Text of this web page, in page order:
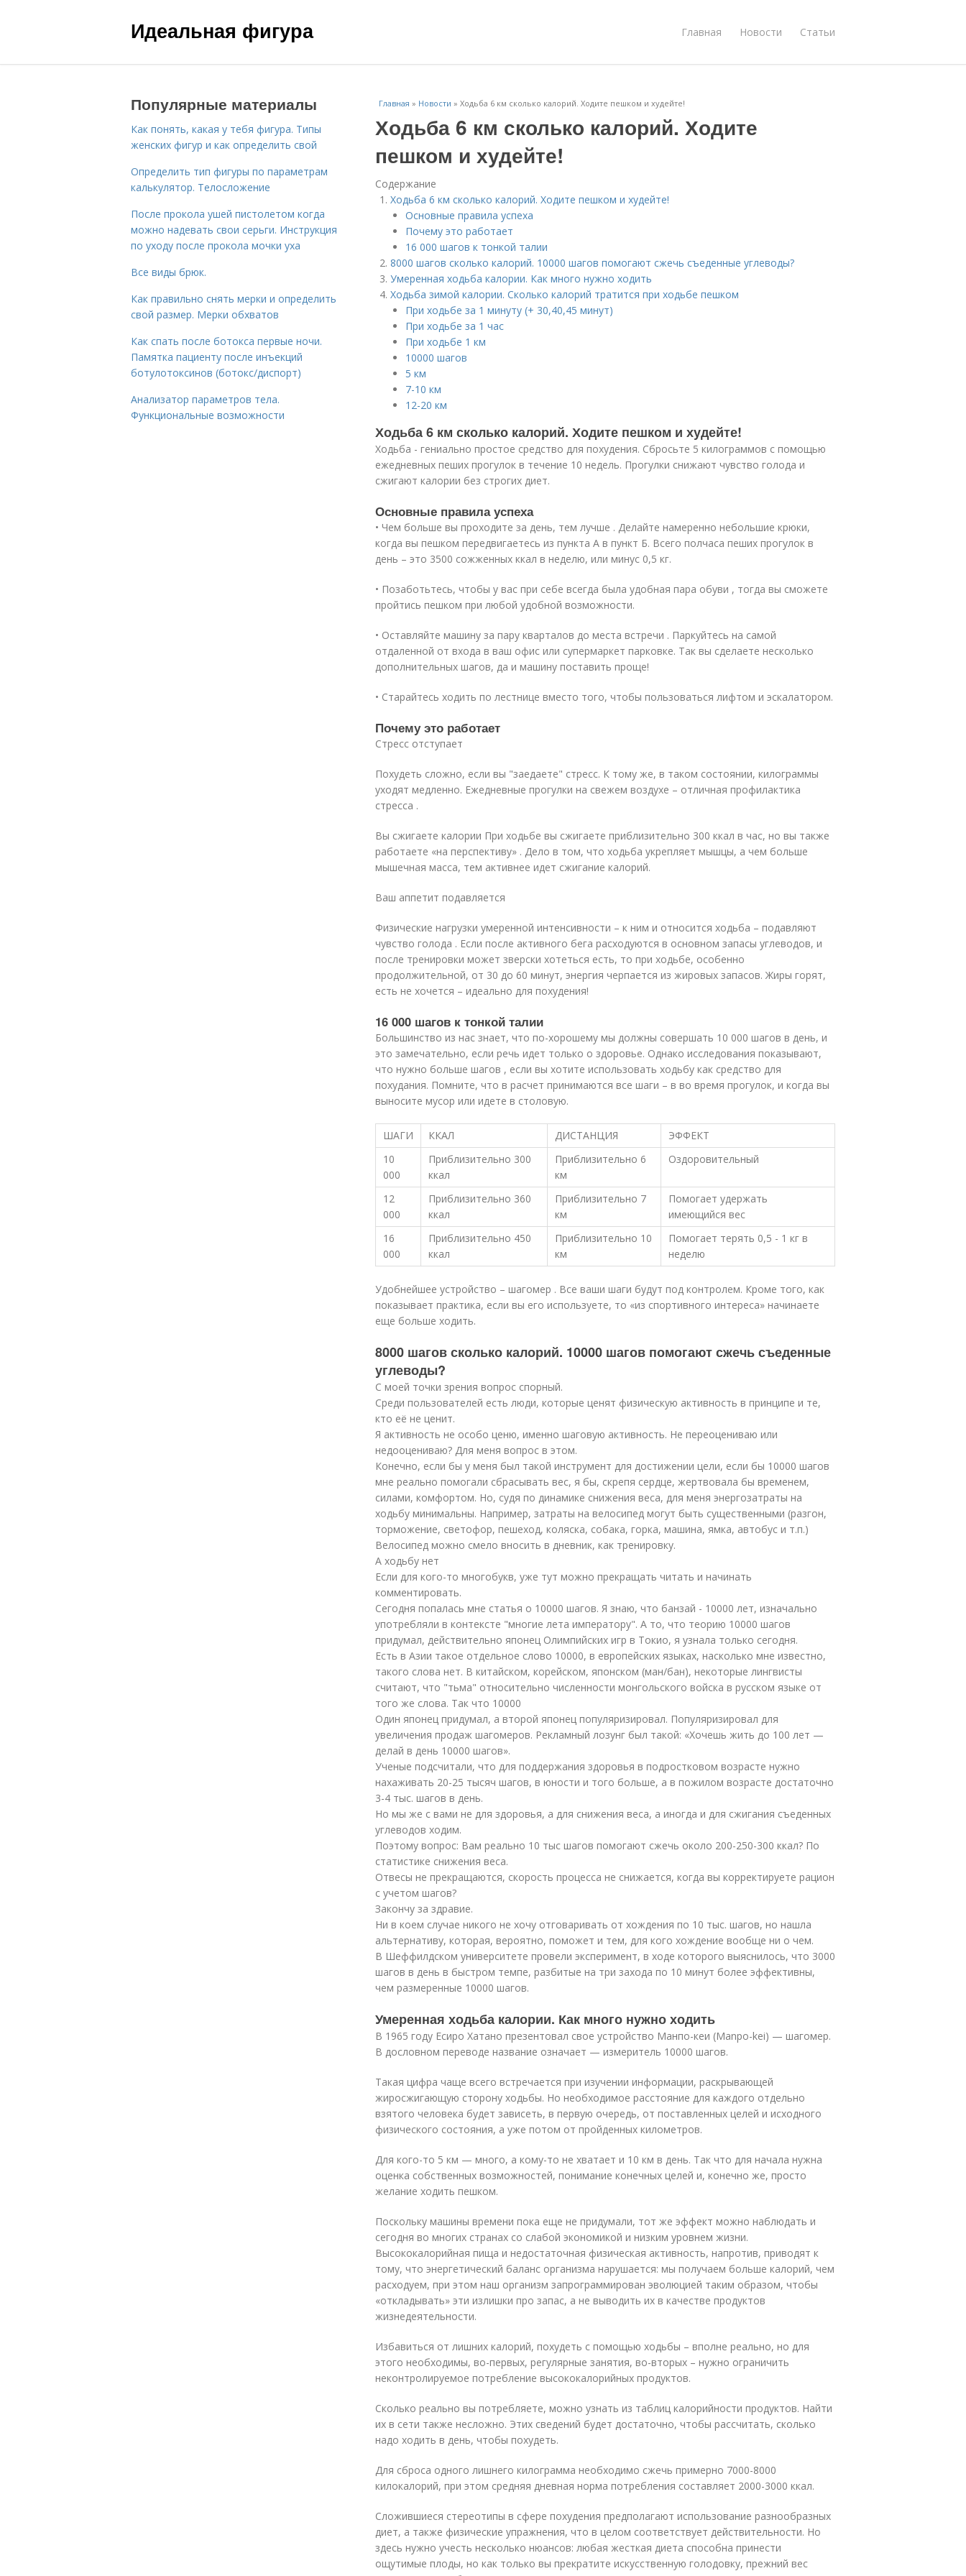
Идеальная фигура Главная Новости Статьи
Главная » Новости » Ходьба 6 км сколько калорий. Ходите пешком и худейте!
Ходьба 6 км сколько калорий. Ходите
пешком и худейте!
Содержание
Ходьба 6 км сколько калорий. Ходите пешком и худейте!
Основные правила успеха
Почему это работает
16 000 шагов к тонкой талии
8000 шагов сколько калорий. 10000 шагов помогают сжечь съеденные углеводы?
Умеренная ходьба калории. Как много нужно ходить
Ходьба зимой калории. Сколько калорий тратится при ходьбе пешком
При ходьбе за 1 минуту (+ 30,40,45 минут)
При ходьбе за 1 час
При ходьбе 1 км
10000 шагов
5 км
7-10 км
12-20 км
Ходьба 6 км сколько калорий. Ходите пешком и худейте!
Ходьба - гениально простое средство для похудения. Сбросьте 5 килограммов с помощью
ежедневных пеших прогулок в течение 10 недель. Прогулки снижают чувство голода и
сжигают калории без строгих диет.
Основные правила успеха
• Чем больше вы проходите за день, тем лучше . Делайте намеренно небольшие крюки,
когда вы пешком передвигаетесь из пункта А в пункт Б. Всего полчаса пеших прогулок в
день – это 3500 сожженных ккал в неделю, или минус 0,5 кг.
• Позаботьтесь, чтобы у вас при себе всегда была удобная пара обуви , тогда вы сможете
пройтись пешком при любой удобной возможности.
• Оставляйте машину за пару кварталов до места встречи . Паркуйтесь на самой
отдаленной от входа в ваш офис или супермаркет парковке. Так вы сделаете несколько
дополнительных шагов, да и машину поставить проще!
• Старайтесь ходить по лестнице вместо того, чтобы пользоваться лифтом и эскалатором.
Почему это работает
Стресс отступает
Похудеть сложно, если вы "заедаете" стресс. К тому же, в таком состоянии, килограммы
уходят медленно. Ежедневные прогулки на свежем воздухе – отличная профилактика
стресса .
Вы сжигаете калории При ходьбе вы сжигаете приблизительно 300 ккал в час, но вы также
работаете «на перспективу» . Дело в том, что ходьба укрепляет мышцы, а чем больше
мышечная масса, тем активнее идет сжигание калорий.
Ваш аппетит подавляется
Физические нагрузки умеренной интенсивности – к ним и относится ходьба – подавляют
чувство голода . Если после активного бега расходуются в основном запасы углеводов, и
после тренировки может зверски хотеться есть, то при ходьбе, особенно
продолжительной, от 30 до 60 минут, энергия черпается из жировых запасов. Жиры горят,
есть не хочется – идеально для похудения!
16 000 шагов к тонкой талии
Большинство из нас знает, что по-хорошему мы должны совершать 10 000 шагов в день, и
это замечательно, если речь идет только о здоровье. Однако исследования показывают,
что нужно больше шагов , если вы хотите использовать ходьбу как средство для
похудания. Помните, что в расчет принимаются все шаги – в во время прогулок, и когда вы
выносите мусор или идете в столовую.
ШАГИ ККАЛ ДИСТАНЦИЯ
ЭФФЕКТ
10
000
Приблизительно 300
ккал
Приблизительно 6
км
Оздоровительный
12
000
Приблизительно 360
ккал
Приблизительно 7
км
Помогает удержать
имеющийся вес
16
000
Приблизительно 450
ккал
Приблизительно 10
км
Помогает терять 0,5 - 1 кг в
неделю
Удобнейшее устройство – шагомер . Все ваши шаги будут под контролем. Кроме того, как
показывает практика, если вы его используете, то «из спортивного интереса» начинаете
еще больше ходить.
8000 шагов сколько калорий. 10000 шагов помогают сжечь съеденные
углеводы?
С моей точки зрения вопрос спорный.
Среди пользователей есть люди, которые ценят физическую активность в принципе и те,
кто её не ценит.
Я активность не особо ценю, именно шаговую активность. Не переоцениваю или
недооцениваю? Для меня вопрос в этом.
Конечно, если бы у меня был такой инструмент для достижении цели, если бы 10000 шагов
мне реально помогали сбрасывать вес, я бы, скрепя сердце, жертвовала бы временем,
силами, комфортом. Но, судя по динамике снижения веса, для меня энергозатраты на
ходьбу минимальны. Например, затраты на велосипед могут быть существенными (разгон,
торможение, светофор, пешеход, коляска, собака, горка, машина, ямка, автобус и т.п.)
Велосипед можно смело вносить в дневник, как тренировку.
А ходьбу нет
Если для кого-то многобукв, уже тут можно прекращать читать и начинать
комментировать.
Сегодня попалась мне статья о 10000 шагов. Я знаю, что банзай - 10000 лет, изначально
употребляли в контексте "многие лета императору". А то, что теорию 10000 шагов
придумал, действительно японец Олимпийских игр в Токио, я узнала только сегодня.
Есть в Азии такое отдельное слово 10000, в европейских языках, насколько мне известно,
такого слова нет. В китайском, корейском, японском (ман/бан), некоторые лингвисты
считают, что "тьма" относительно численности монгольского войска в русском языке от
того же слова. Так что 10000
Один японец придумал, а второй японец популяризировал. Популяризировал для
увеличения продаж шагомеров. Рекламный лозунг был такой: «Хочешь жить до 100 лет —
делай в день 10000 шагов».
Ученые подсчитали, что для поддержания здоровья в подростковом возрасте нужно
нахаживать 20-25 тысяч шагов, в юности и того больше, а в пожилом возрасте достаточно
3-4 тыс. шагов в день.
Но мы же с вами не для здоровья, а для снижения веса, а иногда и для сжигания съеденных
углеводов ходим.
Поэтому вопрос: Вам реально 10 тыс шагов помогают сжечь около 200-250-300 ккал? По
статистике снижения веса.
Отвесы не прекращаются, скорость процесса не снижается, когда вы корректируете рацион
с учетом шагов?
Закончу за здравие.
Ни в коем случае никого не хочу отговаривать от хождения по 10 тыс. шагов, но нашла
альтернативу, которая, вероятно, поможет и тем, для кого хождение вообще ни о чем.
В Шеффилдском университете провели эксперимент, в ходе которого выяснилось, что 3000
шагов в день в быстром темпе, разбитые на три захода по 10 минут более эффективны,
чем размеренные 10000 шагов.
Умеренная ходьба калории. Как много нужно ходить
В 1965 году Есиро Хатано презентовал свое устройство Манпо-кеи (Manpo-kei) — шагомер.
В дословном переводе название означает — измеритель 10000 шагов.
Такая цифра чаще всего встречается при изучении информации, раскрывающей
жиросжигающую сторону ходьбы. Но необходимое расстояние для каждого отдельно
взятого человека будет зависеть, в первую очередь, от поставленных целей и исходного
физического состояния, а уже потом от пройденных километров.
Для кого-то 5 км — много, а кому-то не хватает и 10 км в день. Так что для начала нужна
оценка собственных возможностей, понимание конечных целей и, конечно же, просто
желание ходить пешком.
Поскольку машины времени пока еще не придумали, тот же эффект можно наблюдать и
сегодня во многих странах со слабой экономикой и низким уровнем жизни.
Высококалорийная пища и недостаточная физическая активность, напротив, приводят к
тому, что энергетический баланс организма нарушается: мы получаем больше калорий, чем
расходуем, при этом наш организм запрограммирован эволюцией таким образом, чтобы
«откладывать» эти излишки про запас, а не выводить их в качестве продуктов
жизнедеятельности.
Избавиться от лишних калорий, похудеть с помощью ходьбы – вполне реально, но для
этого необходимы, во-первых, регулярные занятия, во-вторых – нужно ограничить
неконтролируемое потребление высококалорийных продуктов.
Сколько реально вы потребляете, можно узнать из таблиц калорийности продуктов. Найти
их в сети также несложно. Этих сведений будет достаточно, чтобы рассчитать, сколько
надо ходить в день, чтобы похудеть.
Для сброса одного лишнего килограмма необходимо сжечь примерно 7000-8000
килокалорий, при этом средняя дневная норма потребления составляет 2000-3000 ккал.
Сложившиеся стереотипы в сфере похудения предполагают использование разнообразных
диет, а также физические упражнения, что в целом соответствует действительности. Но
здесь нужно учесть несколько нюансов: любая жесткая диета способна принести
ощутимые плоды, но как только вы прекратите искусственную голодовку, прежний вес
Популярные материалы
Как понять, какая у тебя фигура. Типы
женских фигур и как определить свой
Определить тип фигуры по параметрам
калькулятор. Телосложение
После прокола ушей пистолетом когда
можно надевать свои серьги. Инструкция
по уходу после прокола мочки уха
Все виды брюк.
Как правильно снять мерки и определить
свой размер. Мерки обхватов
Как спать после ботокса первые ночи.
Памятка пациенту после инъекций
ботулотоксинов (ботокс/диспорт)
Анализатор параметров тела.
Функциональные возможности